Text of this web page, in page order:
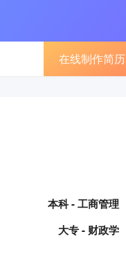
在线制作简历
本科 - 工商管理
大专 - 财政学